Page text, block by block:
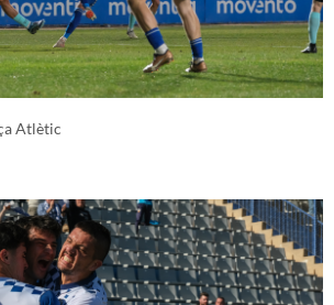
Atlètic